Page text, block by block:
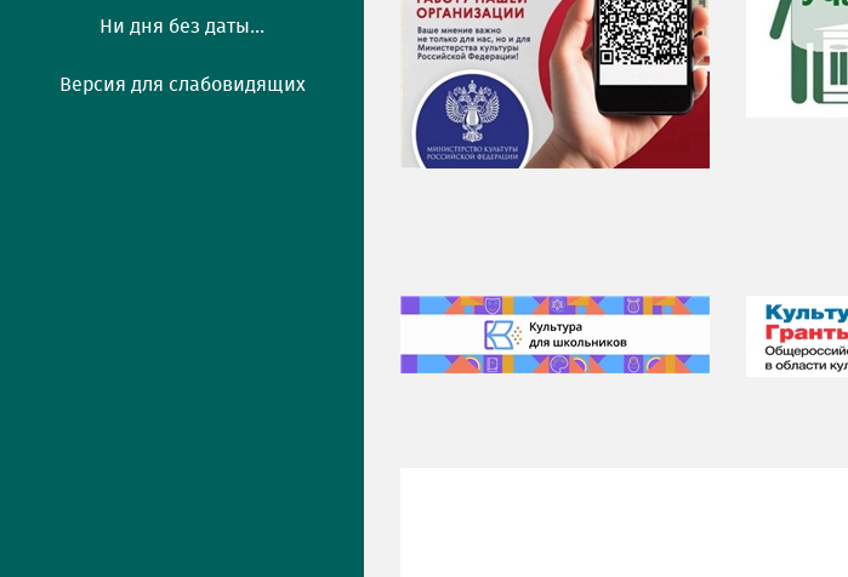
Ни дня без даты...
Версия для слабовидящих